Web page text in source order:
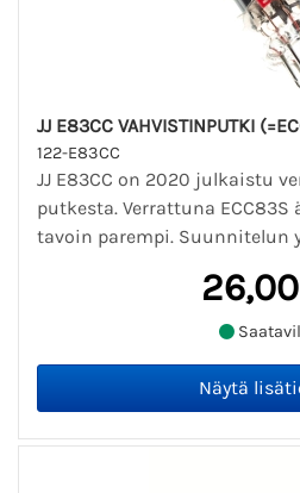
JJ E83CC VAHVISTINPUTKI
122-E83CC
JJ E83CC on 2020 julkaistu
putkesta. Verrattuna
tavoin parempi. Suunnitelun